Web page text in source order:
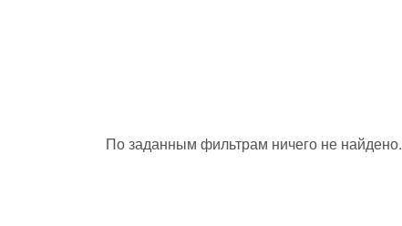
По заданным фильтрам ничего не найдено.